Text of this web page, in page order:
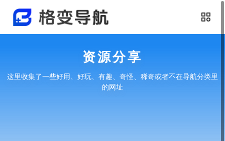
资源分享
这里收集了一些好用、好玩、有趣、奇怪、稀奇或者不在导航分类里
的网址